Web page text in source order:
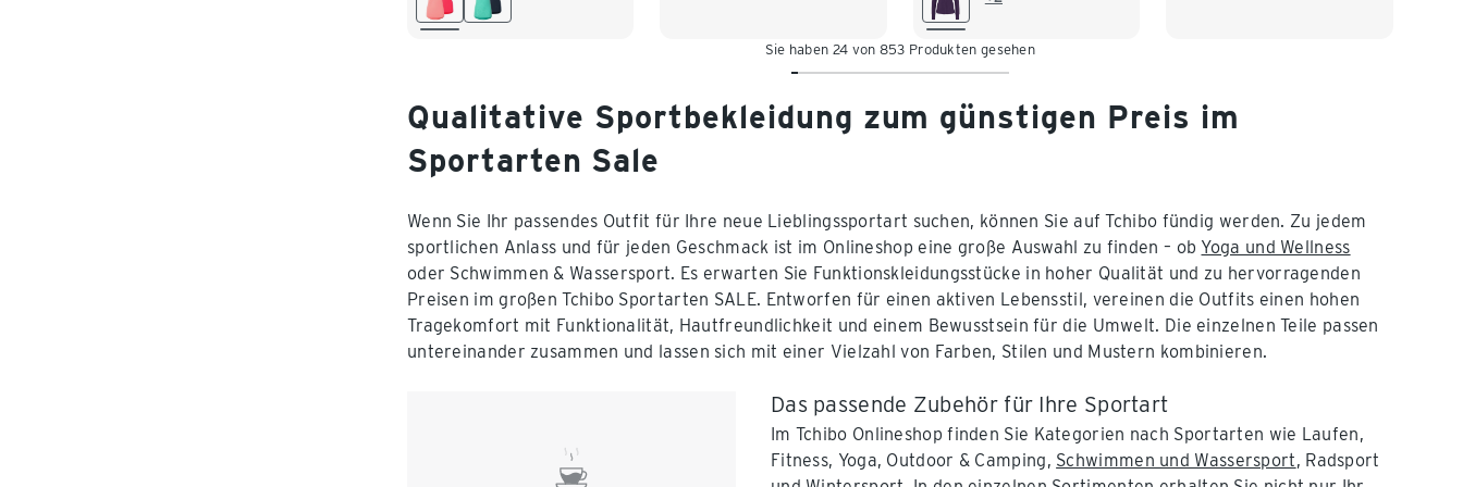
Sie haben 24 von 853 Produkten gesehen
Qualitative Sportbekleidung zum günstigen Preis im
Sportarten Sale
Wenn Sie Ihr passendes Outfit für Ihre neue Lieblingssportart suchen, können Sie auf Tchibo fündig werden. Zu jedem
sportlichen Anlass und für jeden Geschmack ist im Onlineshop eine große Auswahl zu finden – ob Yoga und Wellness
oder Schwimmen & Wassersport. Es erwarten Sie Funktionskleidungsstücke in hoher Qualität und zu hervorragenden
Preisen im großen Tchibo Sportarten SALE. Entworfen für einen aktiven Lebensstil, vereinen die Outfits einen hohen
Tragekomfort mit Funktionalität, Hautfreundlichkeit und einem Bewusstsein für die Umwelt. Die einzelnen Teile passen
untereinander zusammen und lassen sich mit einer Vielzahl von Farben, Stilen und Mustern kombinieren.
Das passende Zubehör für Ihre Sportart
Im Tchibo Onlineshop finden Sie Kategorien nach Sportarten wie Laufen,
Fitness, Yoga, Outdoor & Camping, Schwimmen und Wassersport, Radsport